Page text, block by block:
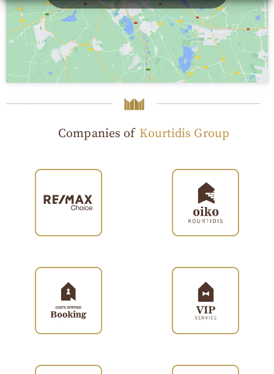
Companies of Kourtidis Group